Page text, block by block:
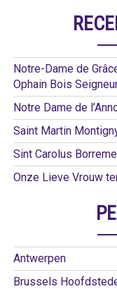
Notre-Dame de
Ophain Bois
Notre Dame de
Saint Martin
Sint Carolus
Onze Lieve Vrouw
Antwerpen
Brussels